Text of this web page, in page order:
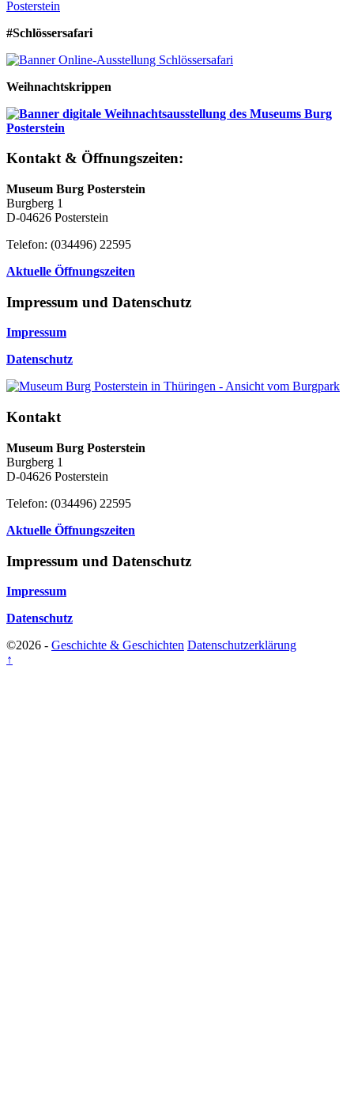
#Schlössersafari
Weihnachtskrippen
Kontakt & Öffnungszeiten:
Museum Burg Posterstein
Burgberg 1
D-04626 Posterstein
Telefon: (034496) 22595
Aktuelle Öffnungszeiten
Impressum und Datenschutz
Impressum
Datenschutz
Kontakt
Museum Burg Posterstein
Burgberg 1
D-04626 Posterstein
Telefon: (034496) 22595
Aktuelle Öffnungszeiten
Impressum und Datenschutz
Impressum
Datenschutz
©2026 - Geschichte & Geschichten Datenschutzerklärung
↑